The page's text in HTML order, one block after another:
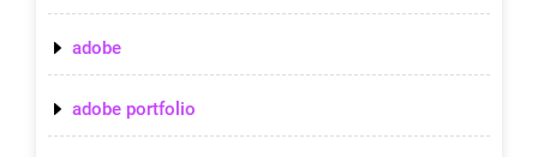
adobe
adobe portfolio